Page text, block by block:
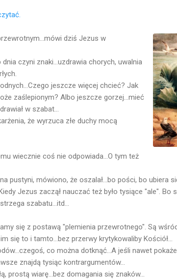
dziś Jezus w
czyni znaki...uzdrawia chorych, uwalnia
jeszcze więcej chcieć? Jak
zaślepionym? Albo jeszcze gorzej...mieć
w szabat...
że wyrzuca złe duchy mocą
wiecznie coś nie odpowiada...O tym też
pustyni, mówiono, że oszalał...bo pości, bo ubiera
Jezus zaczął nauczać też było tysiące "ale".
szabatu...itd...
się z postawą "plemienia przewrotnego". Są
się to i tamto...bez przerwy krytykowaliby Kościół...
co można dotknąć...A jeśli nawet
znajdą tysiąc kontrargumentów...
prostą wiarę...bez domagania się znaków...